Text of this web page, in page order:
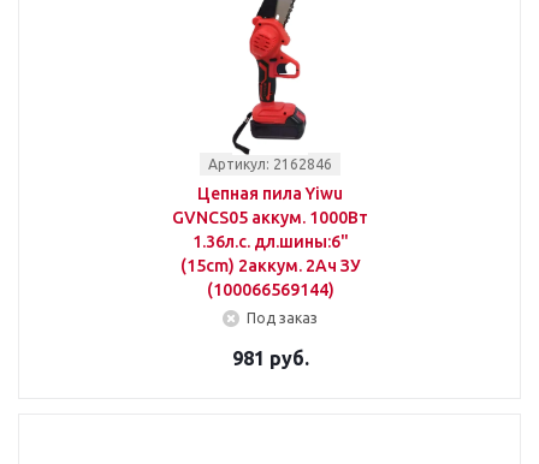
Артикул: 2162846
Цепная пила Yiwu
GVNCS05 аккум. 1000Вт
1.36л.с. дл.шины:6"
(15cm) 2аккум. 2Ач ЗУ
(100066569144)
Под заказ
981 руб.